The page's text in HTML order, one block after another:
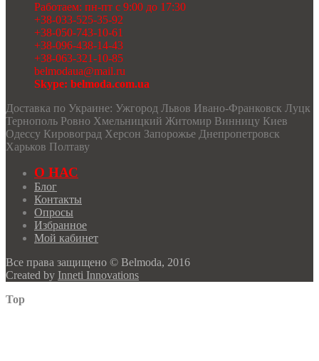
Работаем: пн-пт с 9:00 до 17:30
+38-033-525-35-92
+38-050-743-10-61
+38-096-438-14-43
+38-063-321-10-85
belmodaua@mail.ru
Skype: belmoda.com.ua
Доставка по Украине: Ужгород Львов Ивано-Франковск Луцк
Тернополь Ровно Хмельницкий Житомир Винницу Киев
Одессу Кировоград Херсон Запорожье Днепропетровск
Харьков Полтаву
О НАС
Блог
Контакты
Опросы
Избранное
Мой кабинет
Все права защищено © Belmoda, 2016
Created by Inneti Innovations
Top